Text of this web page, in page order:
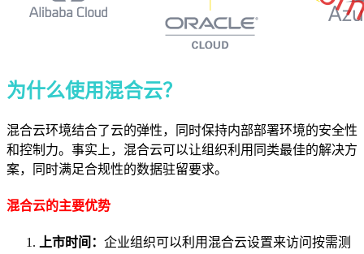
为什么使用混合云？
混合云环境结合了云的弹性，同时保持内部部署环境的安全性
和控制力。事实上，混合云可以让组织利用同类最佳的解决方
案，同时满足合规性的数据驻留要求。
混合云的主要优势
上市时间： 企业组织可以利用混合云设置来访问按需测